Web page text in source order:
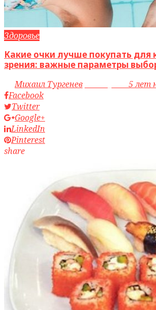
Здоровье
Какие очки лучше покупать для
зрения: важные параметры
byМихаил Тургенев
5 лет
Facebook
Twitter
Google+
LinkedIn
Pinterest
share